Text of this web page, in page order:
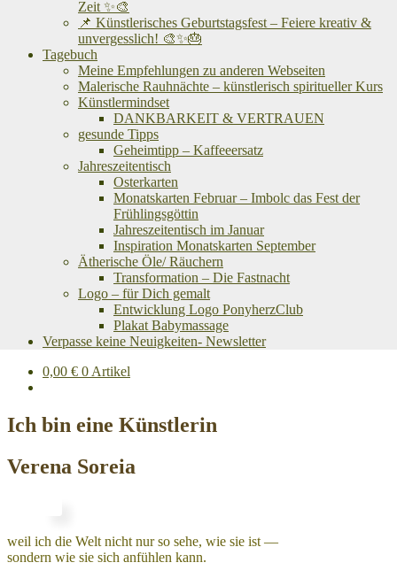
Zeit ✨🎨
📌 Künstlerisches Geburtstagsfest – Feiere kreativ &
unvergesslich! 🎨✨🎂
Tagebuch
Meine Empfehlungen zu anderen Webseiten
Malerische Rauhnächte – künstlerisch spiritueller Kurs
Künstlermindset
DANKBARKEIT & VERTRAUEN
gesunde Tipps
Geheimtipp – Kaffeeersatz
Jahreszeitentisch
Osterkarten
Monatskarten Februar – Imbolc das Fest der
Frühlingsgöttin
Jahreszeitentisch im Januar
Inspiration Monatskarten September
Ätherische Öle/ Räuchern
Transformation – Die Fastnacht
Logo – für Dich gemalt
Entwicklung Logo PonyherzClub
Plakat Babymassage
Verpasse keine Neuigkeiten- Newsletter
0,00 € 0 Artikel
Ich bin eine Künstlerin
Verena Soreia
weil ich die Welt nicht nur so sehe, wie sie ist —
sondern wie sie sich anfühlen kann.